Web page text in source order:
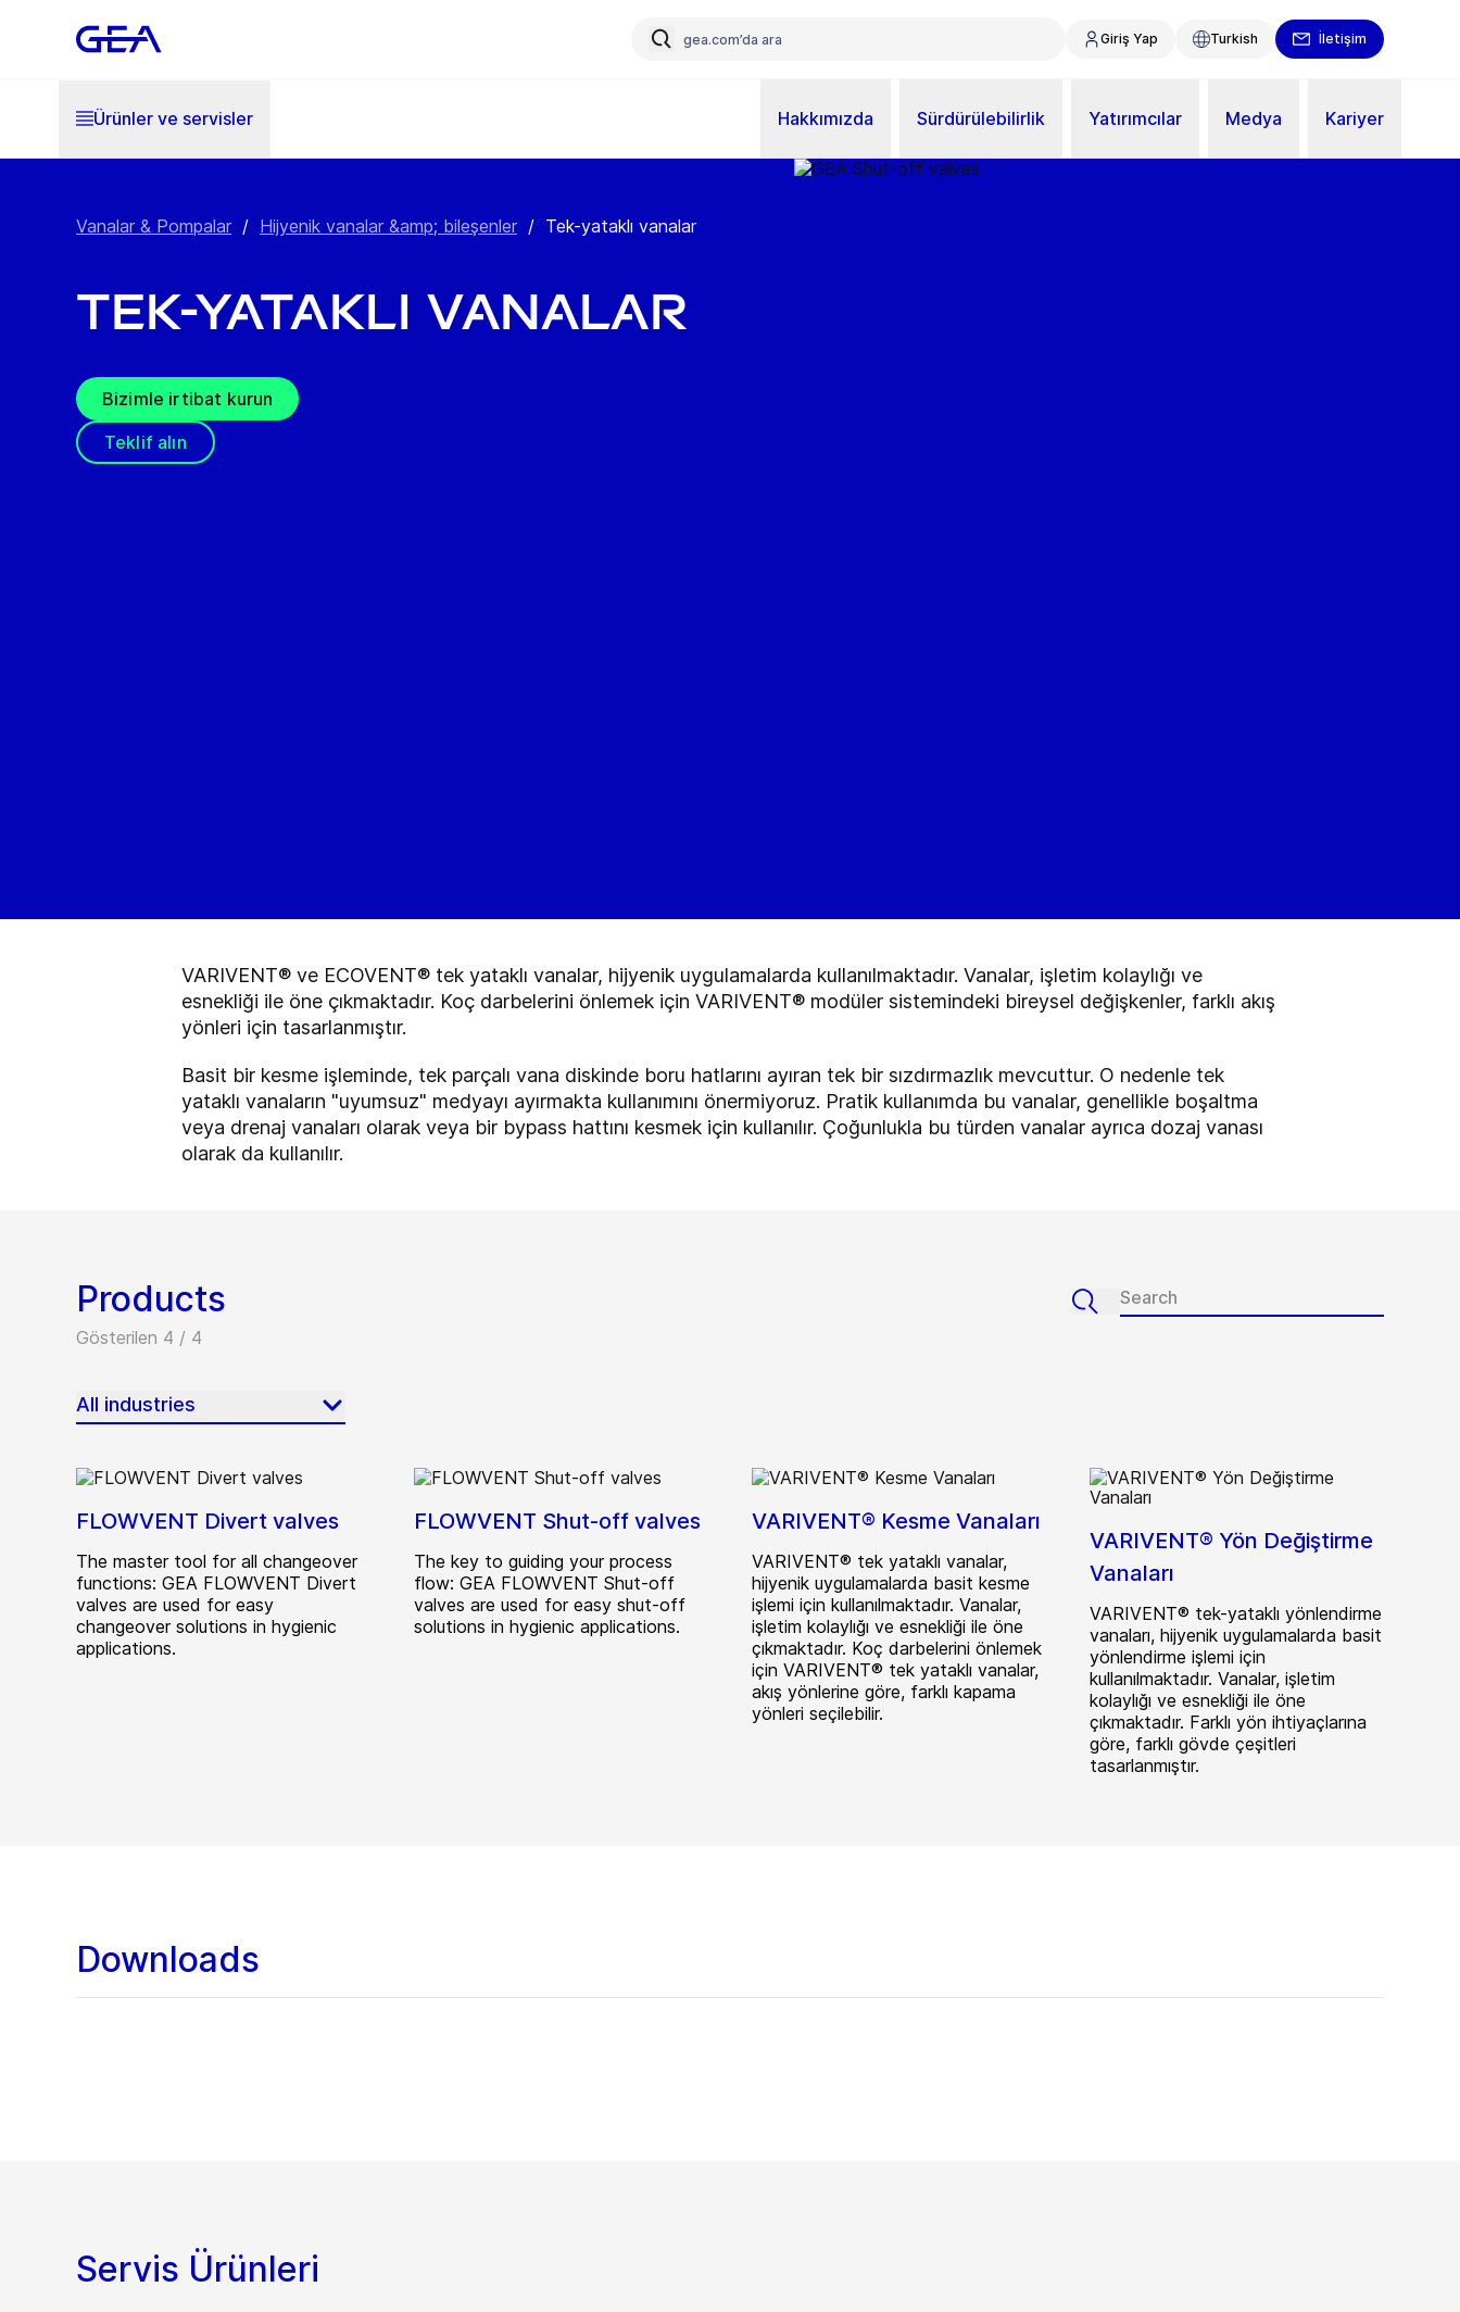
Giriş Yap Turkish İletişim
Ürünler ve servisler Hakkımızda Sürdürülebilirlik Yatırımcılar Medya Kariyer
Vanalar & Pompalar / Hijyenik vanalar &amp; bileşenler / Tek-yataklı vanalar
Tek-yataklı vanalar
Bizimle irtibat kurun
Teklif alın
VARIVENT® ve ECOVENT® tek yataklı vanalar, hijyenik uygulamalarda kullanılmaktadır. Vanalar, işletim kolaylığı ve
esnekliği ile öne çıkmaktadır. Koç darbelerini önlemek için VARIVENT® modüler sistemindeki bireysel değişkenler, farklı akış
yönleri için tasarlanmıştır.
Basit bir kesme işleminde, tek parçalı vana diskinde boru hatlarını ayıran tek bir sızdırmazlık mevcuttur. O nedenle tek
yataklı vanaların "uyumsuz" medyayı ayırmakta kullanımını önermiyoruz. Pratik kullanımda bu vanalar, genellikle boşaltma
veya drenaj vanaları olarak veya bir bypass hattını kesmek için kullanılır. Çoğunlukla bu türden vanalar ayrıca dozaj vanası
olarak da kullanılır.
Products
Gösterilen 4 / 4
All industries
FLOWVENT Divert valves
The master tool for all changeover
functions: GEA FLOWVENT Divert
valves are used for easy
changeover solutions in hygienic
applications.
FLOWVENT Shut-off valves
The key to guiding your process
flow: GEA FLOWVENT Shut-off
valves are used for easy shut-off
solutions in hygienic applications.
VARIVENT® Kesme Vanaları
VARIVENT® tek yataklı vanalar,
hijyenik uygulamalarda basit kesme
işlemi için kullanılmaktadır. Vanalar,
işletim kolaylığı ve esnekliği ile öne
çıkmaktadır. Koç darbelerini önlemek
için VARIVENT® tek yataklı vanalar,
akış yönlerine göre, farklı kapama
yönleri seçilebilir.
VARIVENT® Yön Değiştirme
Vanaları
VARIVENT® tek-yataklı yönlendirme
vanaları, hijyenik uygulamalarda basit
yönlendirme işlemi için
kullanılmaktadır. Vanalar, işletim
kolaylığı ve esnekliği ile öne
çıkmaktadır. Farklı yön ihtiyaçlarına
göre, farklı gövde çeşitleri
tasarlanmıştır.
Downloads
Servis Ürünleri